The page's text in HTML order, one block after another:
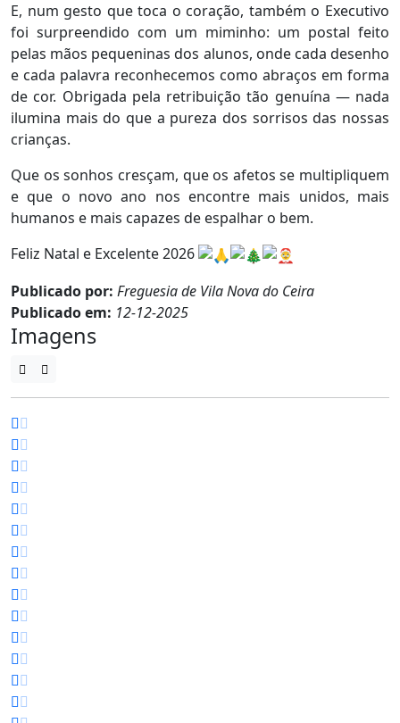
E, num gesto que toca o coração, também o Executivo
foi surpreendido com um miminho: um postal feito
pelas mãos pequeninas dos alunos, onde cada desenho
e cada palavra reconhecemos como abraços em forma
de cor. Obrigada pela retribuição tão genuína — nada
ilumina mais do que a pureza dos sorrisos das nossas
crianças.
Que os sonhos cresçam, que os afetos se multipliquem
e que o novo ano nos encontre mais unidos, mais
humanos e mais capazes de espalhar o bem.
Feliz Natal e Excelente 2026
Publicado por: Freguesia de Vila Nova do Ceira
Publicado em: 12-12-2025
Imagens